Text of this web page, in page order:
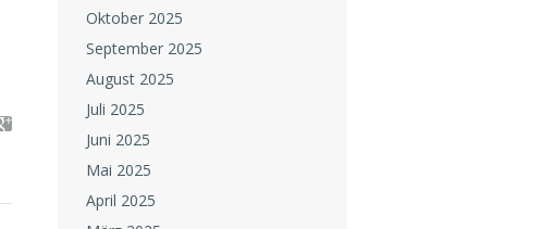
Oktober 2025
September 2025
August 2025
Juli 2025
Juni 2025
Mai 2025
April 2025